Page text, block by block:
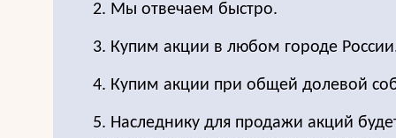
2. Мы отвечаем быстро.
3. Купим акции в любом городе
4. Купим акции при общей долевой
5. Наследнику для продажи акций